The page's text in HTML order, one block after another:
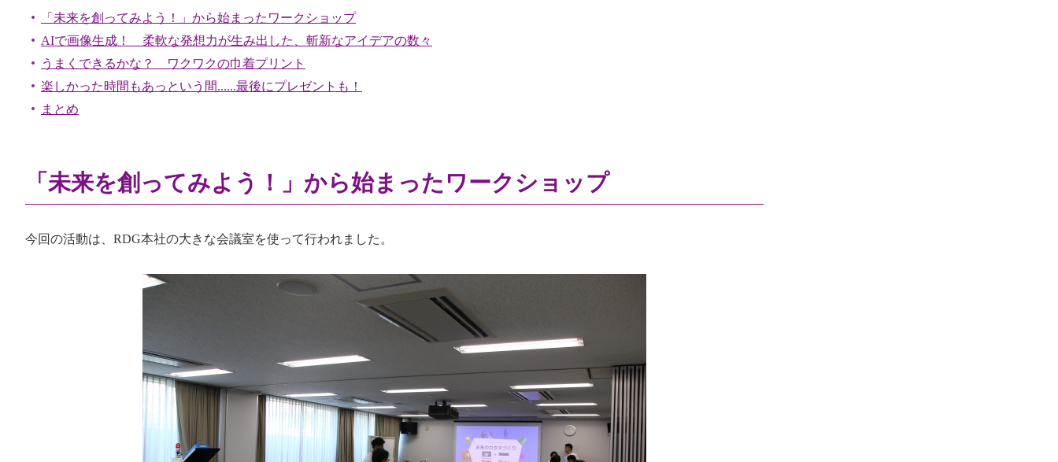
「未来を創ってみよう！」から始まったワークショップ
AIで画像生成！ 柔軟な発想力が生み出した、斬新なアイデアの数々
うまくできるかな？ ワクワクの巾着プリント
楽しかった時間もあっという間......最後にプレゼントも！
まとめ
「未来を創ってみよう！」から始まったワークショップ
今回の活動は、 RDG本社の大きな会議室を使って行われました。